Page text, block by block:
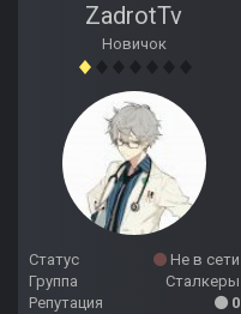
ZadrotTv
Новичок
Статус
Не в сети
Группа
Сталкеры
Репутация
0